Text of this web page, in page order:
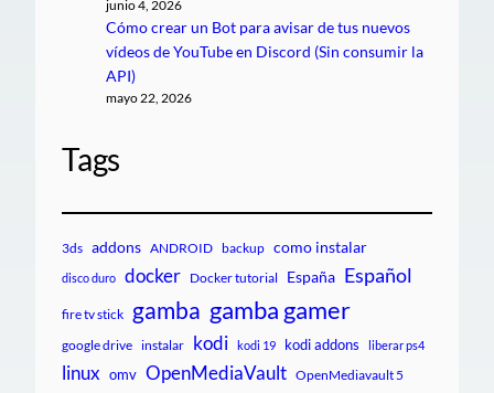
junio 4, 2026
Cómo crear un Bot para avisar de tus nuevos
vídeos de YouTube en Discord (Sin consumir la
API)
mayo 22, 2026
Tags
3ds addons ANDROID backup como instalar
disco duro docker Docker tutorial España Español
fire tv stick gamba gamba gamer
google drive instalar kodi kodi 19 kodi addons liberar ps4
linux omv OpenMediaVault OpenMediavault 5